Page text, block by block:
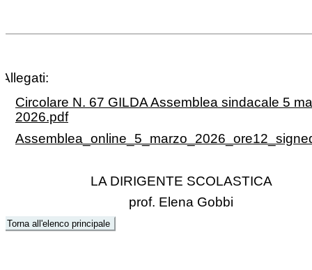
Allegati:
Circolare N. 67 GILDA Assemblea sindacale 5
2026.pdf
LA DIRIGENTE SCOLASTICA
prof. Elena Gobbi
Torna all'elenco principale